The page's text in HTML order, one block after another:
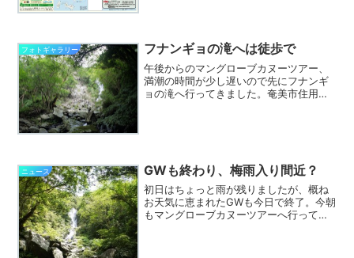
かと思います...
フォトギャラリー フナンギョの滝へは徒歩で
午後からのマングローブカヌーツアー、
満潮の時間が少し遅いので先にフナンギ
ョの滝へ行ってきました。奄美市住用町
ニュース GWも終わり、梅雨入り間近？
初日はちょっと雨が残りましたが、概ね
お天気に恵まれたGWも今日で終了。今朝
もマングローブカヌーツアーへ行ってき